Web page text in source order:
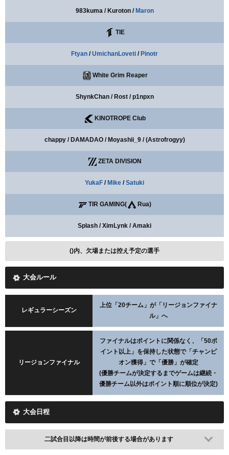
983kuma / Kuroton / Maron
TIE
Ftyan / UmichanLoveti / Pinotr
White Grim Reaper
ShynkChan / Rost / p1npxn
KINOTROPE Club
chappy / DAMADAO / Moyashii_9 / (Astrofrogyy)
ZETA DIVISION
YukaF / Mike / Satuki
TIR GAMING( Rua)
Splash / XimLynk / Amaki
()内、欠場または控え予定の選手
大会ルール
レギュラーシーズン
上位「20チーム」が「リージョンファイナ
ル」へ
リージョンファイナル
ファイナルはポイントに関係なく、「50ポ
イント以上」を保持した状態で「チャンピ
オン獲得」で「優勝」が確定
(優勝チームが決定するまでゲームは継続・
優勝チーム以外はポイント順に順位が決定)
大会日程
二試合目以降は時間が前後する場合があります